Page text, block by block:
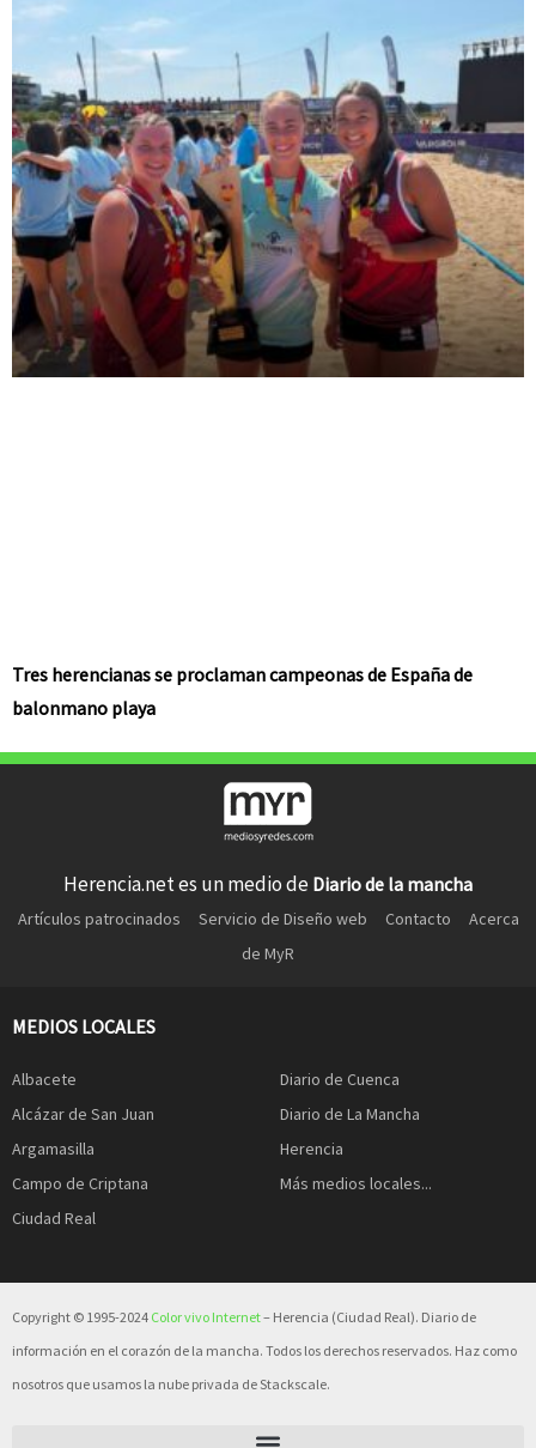
Tres herencianas se proclaman campeonas de España de
balonmano playa
Herencia.net es un medio de Diario de la mancha
Artículos patrocinados Servicio de Diseño web Contacto
Acerca
de MyR
MEDIOS LOCALES
Albacete
Alcázar de San Juan
Argamasilla
Campo de Criptana
Ciudad Real
Diario de Cuenca
Diario de La Mancha
Herencia
Más medios locales...
Copyright © 1995-2024 Color vivo Internet– Herencia (Ciudad Real). Diario de
información en el corazón de la mancha. Todos los derechos reservados. Haz como
nosotros que usamos la nube privada de Stackscale.